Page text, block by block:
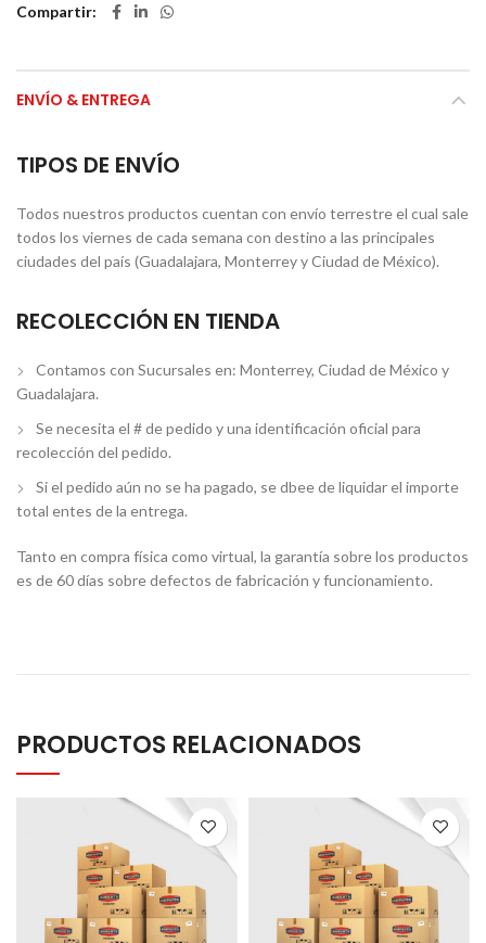
Compartir
ENVÍO & ENTREGA
TIPOS DE ENVÍO
Todos nuestros productos cuentan con envío terrestre el cual sale
todos los viernes de cada semana con destino a las principales
ciudades del país (Guadalajara, Monterrey y Ciudad de México).
RECOLECCIÓN EN TIENDA
Contamos con Sucursales en: Monterrey, Ciudad de México y
Guadalajara.
Se necesita el # de pedido y una identificación oficial para
recolección del pedido.
Si el pedido aún no se ha pagado, se dbee de liquidar el importe
total entes de la entrega.
Tanto en compra física como virtual, la garantía sobre los productos
es de 60 días sobre defectos de fabricación y funcionamiento.
PRODUCTOS RELACIONADOS